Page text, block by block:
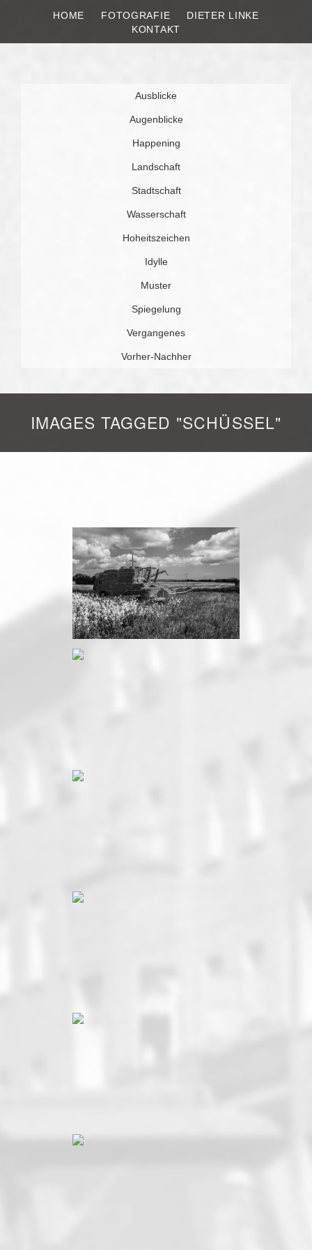
HOME FOTOGRAFIE
DIETER LINKE
KONTAKT
DIETER LINKE
Ausblicke
Augenblicke
Happening
Landschaft
Stadtschaft
Wasserschaft
Hoheitszeichen
Idylle
Muster
Spiegelung
Vergangenes
Vorher-Nachher
IMAGES TAGGED "SCHÜSSEL"